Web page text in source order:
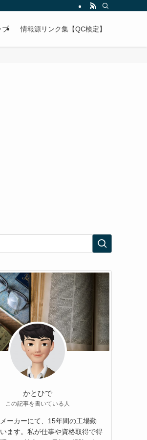
プ 情報源リンク集【QC検定】
かとひで
この記事を書いている人
ーカーにて、15年間の工場勤
ます。私が仕事や資格取得で得